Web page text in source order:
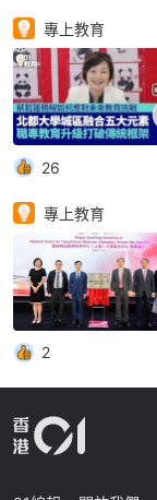
專上教育
26
專上教育
2